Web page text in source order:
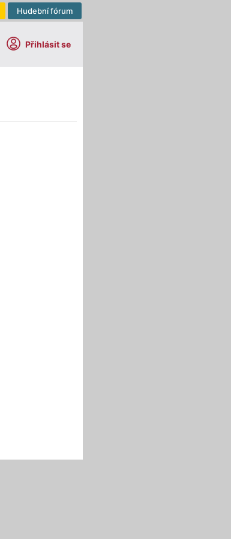
Hudební fórum
Přihlásit se